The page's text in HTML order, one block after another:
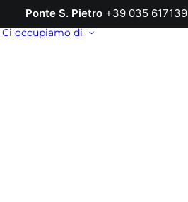
Ponte S. Pietro +39 035 617139
Ci occupiamo di